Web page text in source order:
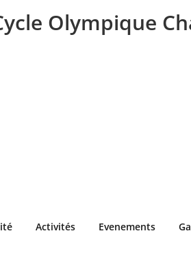
Olympique
Activités Evenements